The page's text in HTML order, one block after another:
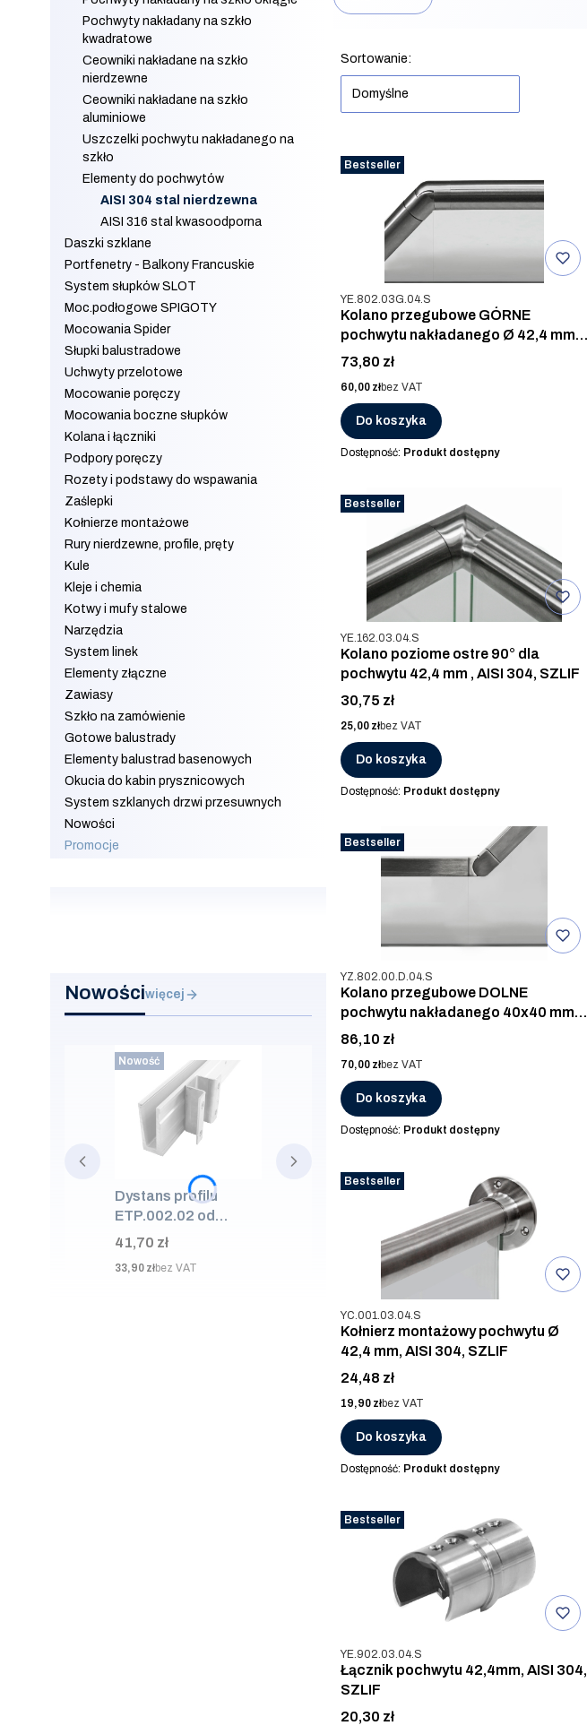
Pochwyty nakładany na szkło
kwadratowe
Ceowniki nakładane na szkło
nierdzewne
Ceowniki nakładane na szkło
aluminiowe
Uszczelki pochwytu nakładanego na
szkło
Elementy do pochwytów
AISI 304 stal nierdzewna
AISI 316 stal kwasoodporna
Daszki szklane
Portfenetry - Balkony Francuskie
System słupków SLOT
Moc.podłogowe SPIGOTY
Mocowania Spider
Słupki balustradowe
Uchwyty przelotowe
Mocowanie poręczy
Mocowania boczne słupków
Kolana i łączniki
Podpory poręczy
Rozety i podstawy do wspawania
Zaślepki
Kołnierze montażowe
Rury nierdzewne, profile, pręty
Kule
Kleje i chemia
Kotwy i mufy stalowe
Narzędzia
System linek
Elementy złączne
Zawiasy
Szkło na zamówienie
Gotowe balustrady
Elementy balustrad basenowych
Okucia do kabin prysznicowych
System szklanych drzwi przesuwnych
Nowości
Promocje
Nowościwięcej
Nowość
Dystans profilu
ETP.002.02 od
ściany 50mm, AISI
304, SUROWA
Cena
41,70 zł
Cena
33,90 złbez VAT
Lista produktów
Sortowanie:
Domyślne
Bestseller
Kod produktu
YE.802.03G.04.S
Kolano przegubowe GÓRNE
pochwytu nakładanego Ø 42,4 mm,
AISI 304, SZLIF
Cena
73,80 zł
Cena
60,00 złbez VAT
Do koszyka
Dostępność: Produkt dostępny
Bestseller
Kod produktu
YE.162.03.04.S
Kolano poziome ostre 90° dla
pochwytu 42,4 mm , AISI 304, SZLIF
Cena
30,75 zł
Cena
25,00 złbez VAT
Do koszyka
Dostępność: Produkt dostępny
Bestseller
Kod produktu
YZ.802.00.D.04.S
Kolano przegubowe DOLNE
pochwytu nakładanego 40x40 mm,
AISI 304, SZLIF
Cena
86,10 zł
Cena
70,00 złbez VAT
Do koszyka
Dostępność: Produkt dostępny
Bestseller
Kod produktu
YC.001.03.04.S
Kołnierz montażowy pochwytu Ø
42,4 mm, AISI 304, SZLIF
Cena
24,48 zł
Cena
19,90 złbez VAT
Do koszyka
Dostępność: Produkt dostępny
Bestseller
Kod produktu
YE.902.03.04.S
Łącznik pochwytu 42,4mm, AISI 304,
SZLIF
Cena
20,30 zł